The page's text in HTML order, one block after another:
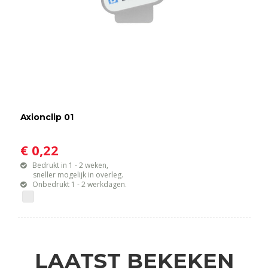
Axionclip 01
€ 0,22
Bedrukt in 1 - 2 weken,
sneller mogelijk in overleg.
Onbedrukt 1 - 2 werkdagen.
LAATST BEKEKEN